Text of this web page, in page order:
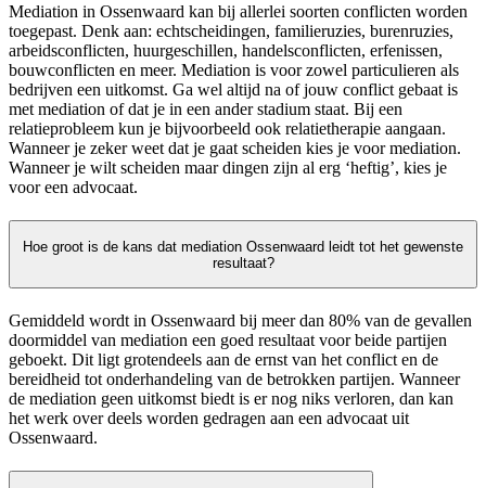
Mediation in Ossenwaard kan bij allerlei soorten conflicten worden
toegepast. Denk aan: echtscheidingen, familieruzies, burenruzies,
arbeidsconflicten, huurgeschillen, handelsconflicten, erfenissen,
bouwconflicten en meer. Mediation is voor zowel particulieren als
bedrijven een uitkomst. Ga wel altijd na of jouw conflict gebaat is
met mediation of dat je in een ander stadium staat. Bij een
relatieprobleem kun je bijvoorbeeld ook relatietherapie aangaan.
Wanneer je zeker weet dat je gaat scheiden kies je voor mediation.
Wanneer je wilt scheiden maar dingen zijn al erg ‘heftig’, kies je
voor een advocaat.
Hoe groot is de kans dat mediation Ossenwaard leidt tot het gewenste
resultaat?
Gemiddeld wordt in Ossenwaard bij meer dan 80% van de gevallen
doormiddel van mediation een goed resultaat voor beide partijen
geboekt. Dit ligt grotendeels aan de ernst van het conflict en de
bereidheid tot onderhandeling van de betrokken partijen. Wanneer
de mediation geen uitkomst biedt is er nog niks verloren, dan kan
het werk over deels worden gedragen aan een advocaat uit
Ossenwaard.